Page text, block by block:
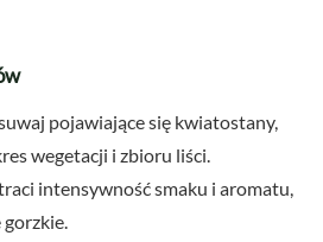
pojawiające się kwiatostany,
wegetacji i zbioru liści.
intensywność smaku i aromatu,